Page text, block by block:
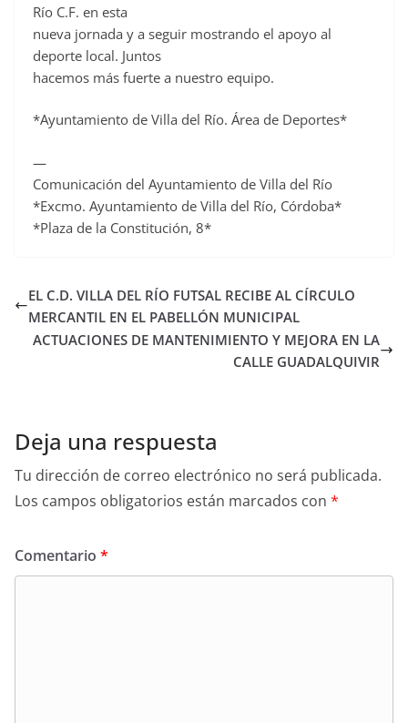
Río C.F. en esta
nueva jornada y a seguir mostrando el apoyo al
deporte local. Juntos
hacemos más fuerte a nuestro equipo.
*Ayuntamiento de Villa del Río. Área de Deportes*
—
Comunicación del Ayuntamiento de Villa del Río
*Excmo. Ayuntamiento de Villa del Río, Córdoba*
*Plaza de la Constitución, 8*
EL C.D. VILLA DEL RÍO FUTSAL RECIBE AL CÍRCULO
MERCANTIL EN EL PABELLÓN MUNICIPAL
ACTUACIONES DE MANTENIMIENTO Y MEJORA EN LA
CALLE GUADALQUIVIR
Deja una respuesta
Tu dirección de correo electrónico no será publicada.
Los campos obligatorios están marcados con *
Comentario *